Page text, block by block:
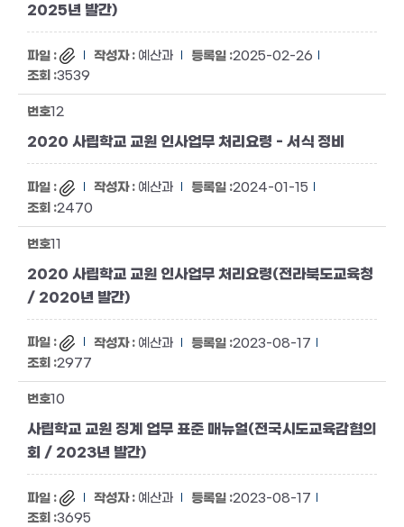
2025년 발간)
예산과
2025-02-26
3539
12
2020 사립학교 교원 인사업무 처리요령 - 서식 정비
예산과
2024-01-15
2470
11
2020 사립학교 교원 인사업무 처리요령(전라북도교육청
/ 2020년 발간)
예산과
2023-08-17
2977
10
사립학교 교원 징계 업무 표준 매뉴얼(전국시도교육감협의
회 / 2023년 발간)
예산과
2023-08-17
3695